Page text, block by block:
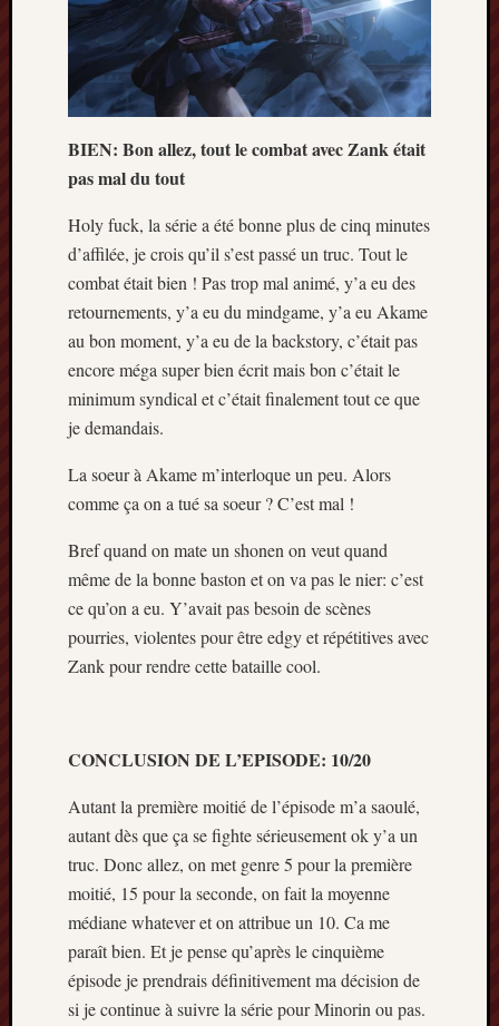
BIEN: Bon allez, tout le combat avec Zank était
pas mal du tout
Holy fuck, la série a été bonne plus de cinq minutes
d’affilée, je crois qu’il s’est passé un truc. Tout le
combat était bien ! Pas trop mal animé, y’a eu des
retournements, y’a eu du mindgame, y’a eu Akame
au bon moment, y’a eu de la backstory, c’était pas
encore méga super bien écrit mais bon c’était le
minimum syndical et c’était finalement tout ce que
je demandais.
La soeur à Akame m’interloque un peu. Alors
comme ça on a tué sa soeur ? C’est mal !
Bref quand on mate un shonen on veut quand
même de la bonne baston et on va pas le nier: c’est
ce qu’on a eu. Y’avait pas besoin de scènes
pourries, violentes pour être edgy et répétitives avec
Zank pour rendre cette bataille cool.
CONCLUSION DE L’EPISODE: 10/20
Autant la première moitié de l’épisode m’a saoulé,
autant dès que ça se fighte sérieusement ok y’a un
truc. Donc allez, on met genre 5 pour la première
moitié, 15 pour la seconde, on fait la moyenne
médiane whatever et on attribue un 10. Ca me
paraît bien. Et je pense qu’après le cinquième
épisode je prendrais définitivement ma décision de
si je continue à suivre la série pour Minorin ou pas.